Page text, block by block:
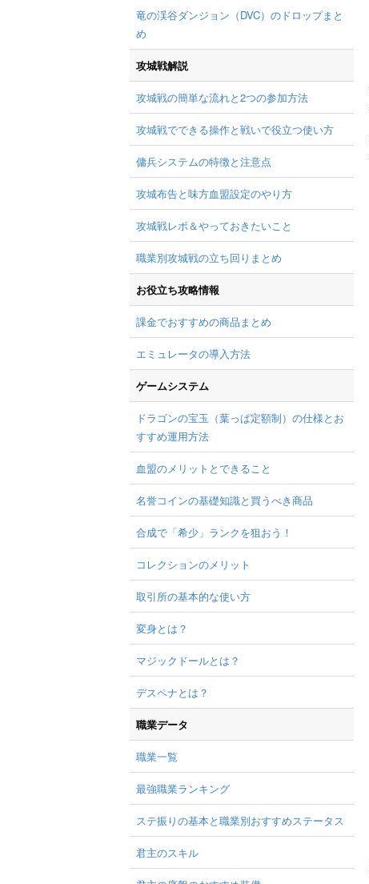
竜の渓谷ダンジョン（DVC）のドロップまと
め
攻城戦解説
攻城戦の簡単な流れと2つの参加方法
攻城戦でできる操作と戦いで役立つ使い方
傭兵システムの特徴と注意点
攻城布告と味方血盟設定のやり方
攻城戦レポ＆やっておきたいこと
職業別攻城戦の立ち回りまとめ
お役立ち攻略情報
課金でおすすめの商品まとめ
エミュレータの導入方法
ゲームシステム
ドラゴンの宝玉（葉っぱ定額制）の仕様とお
すすめ運用方法
血盟のメリットとできること
名誉コインの基礎知識と買うべき商品
合成で「希少」ランクを狙おう！
コレクションのメリット
取引所の基本的な使い方
変身とは？
マジックドールとは？
デスペナとは？
職業データ
職業一覧
最強職業ランキング
ステ振りの基本と職業別おすすめステータス
君主のスキル